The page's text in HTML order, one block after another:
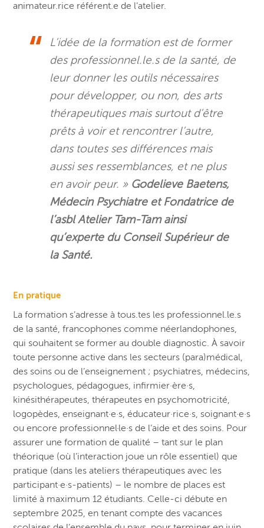
animateur.rice référent.e de l’atelier.
L’idée de la formation est de former
des professionnel.le.s de la santé, de
leur donner les outils nécessaires
pour développer, ou non, des arts
thérapeutiques mais surtout d’être
prêts à voir et rencontrer l’autre,
dans toutes ses différences mais
aussi ses ressemblances, et ne plus
en avoir peur. » Godelieve Baetens,
Médecin Psychiatre et Fondatrice de
l’asbl Atelier Tam-Tam ainsi
qu’experte du Conseil Supérieur de
la Santé.
En pratique
La formation s’adresse à tous.tes les professionnel.le.s
de la santé, francophones comme néerlandophones,
qui souhaitent se former au double diagnostic. À savoir
toute personne active dans les secteurs (para)médical,
des soins ou de l’enseignement ; psychiatres, médecins,
psychologues, pédagogues, infirmier·ère·s,
kinésithérapeutes, thérapeutes en psychomotricité,
logopèdes, enseignant·e·s, éducateur·rice·s, soignant·e·s
ou encore professionnel·le·s de l’aide et des soins. Pour
assurer une formation de qualité – tant sur le plan
théorique (où l’interaction joue un rôle essentiel) que
pratique (dans les ateliers thérapeutiques avec les
participant·e·s-patients) – le nombre de places est
limité à maximum 12 étudiants. Celle-ci débute en
septembre 2025, en tenant compte des vacances